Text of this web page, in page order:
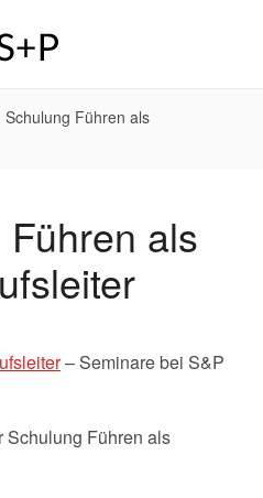
Schulung Führen als
als
– Seminare bei S&P
Schulung Führen als